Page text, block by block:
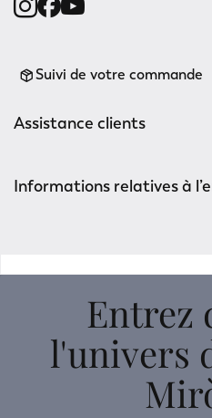
Suivi de votre commande
Assistance clients
Informations relatives à
Entrez
l'univers